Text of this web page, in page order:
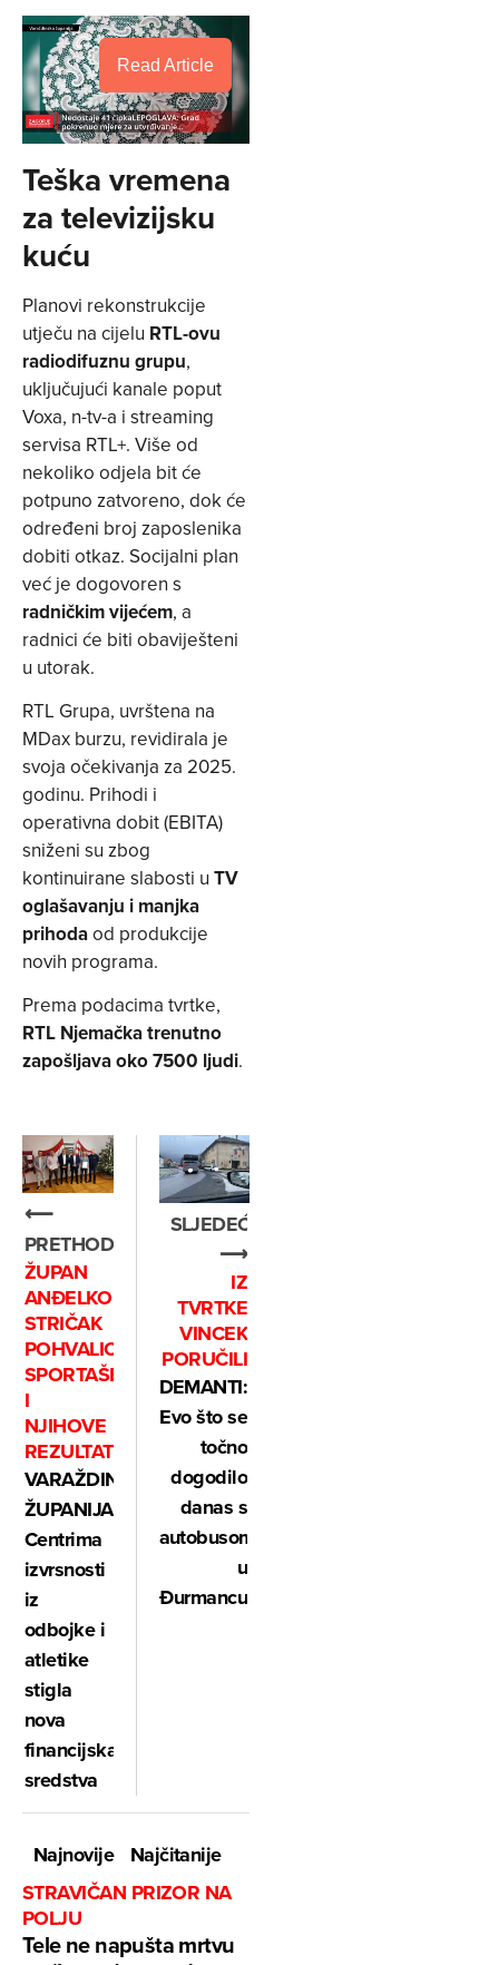
Read Article
Teška vremena
za televizijsku
kuću
Planovi rekonstrukcije
utječu na cijelu RTL-ovu
radiodifuznu grupu,
uključujući kanale poput
Voxa, n-tv-a i streaming
servisa RTL+. Više od
nekoliko odjela bit će
potpuno zatvoreno, dok će
određeni broj zaposlenika
dobiti otkaz. Socijalni plan
već je dogovoren s
radničkim vijećem, a
radnici će biti obaviješteni
u utorak.
RTL Grupa, uvrštena na
MDax burzu, revidirala je
svoja očekivanja za 2025.
godinu. Prihodi i
operativna dobit (EBITA)
sniženi su zbog
kontinuirane slabosti u TV
oglašavanju i manjka
prihodaod produkcije
novih programa.
Prema podacima tvrtke,
RTL Njemačka trenutno
zapošljava oko 7500 ljudi.
⟵
PRETHODNO
ŽUPAN
ANĐELKO
STRIČAK
POHVALIO
SPORTAŠE
I
NJIHOVE
REZULTATE
VARAŽDINSKA
ŽUPANIJA:
Centrima
izvrsnosti
iz
odbojke i
atletike
stigla
nova
financijska
sredstva
SLJEDEĆE
⟶
IZ
TVRTKE
VINCEK
PORUČILI
DEMANTI:
Evo što se
točno
dogodilo
danas s
autobusom
u
Đurmancu
Najnovije
Najčitanije
STRAVIČAN PRIZOR NA
POLJU
Tele ne napušta mrtvu